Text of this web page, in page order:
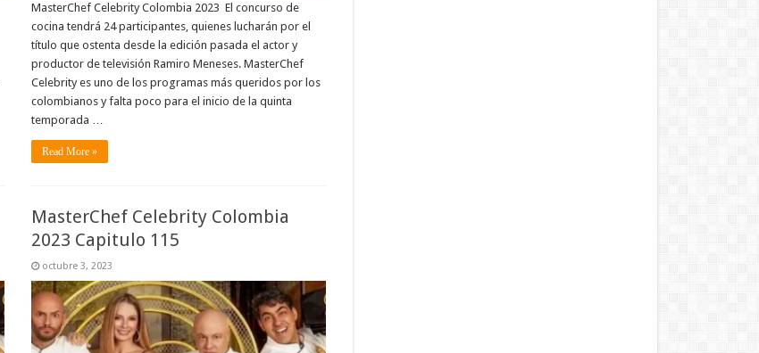
MasterChef Celebrity Colombia 2023 El concurso de
cocina tendrá 24 participantes, quienes lucharán por el
título que ostenta desde la edición pasada el actor y
productor de televisión Ramiro Meneses. MasterChef
Celebrity es uno de los programas más queridos por los
colombianos y falta poco para el inicio de la quinta
temporada …
Read More »
MasterChef Celebrity Colombia
2023 Capitulo 115
octubre 3, 2023